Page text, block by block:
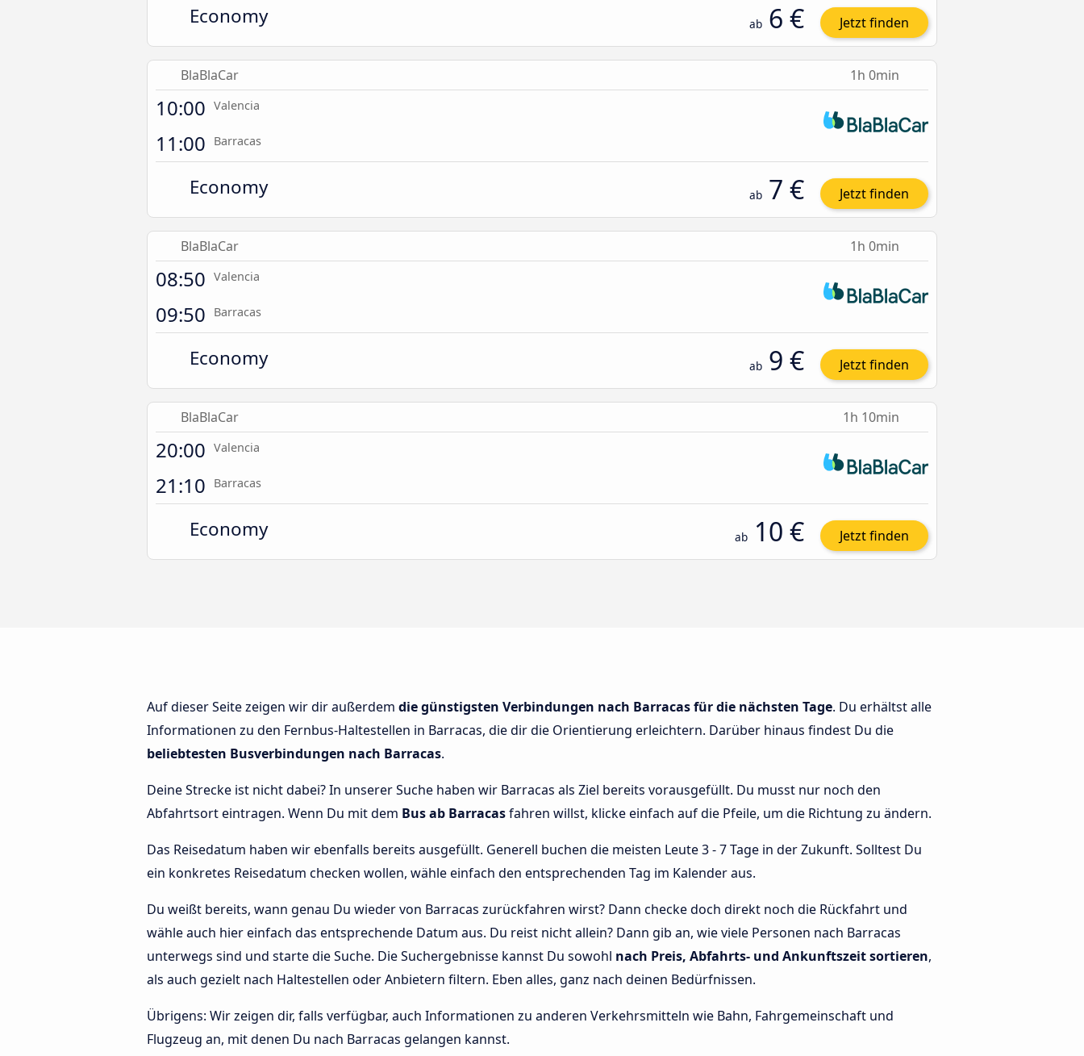
Economy ab 6 € Jetzt finden
BlaBlaCar 1h 0min
10:00 Valencia
11:00 Barracas
Economy ab 7 € Jetzt finden
BlaBlaCar 1h 0min
08:50 Valencia
09:50 Barracas
Economy ab 9 € Jetzt finden
BlaBlaCar 1h 10min
20:00 Valencia
21:10 Barracas
Economy ab 10 € Jetzt finden
Auf dieser Seite zeigen wir dir außerdem die günstigsten Verbindungen nach Barracas für die nächsten Tage. Du erhältst alle
Informationen zu den Fernbus-Haltestellen in Barracas, die dir die Orientierung erleichtern. Darüber hinaus findest Du die
beliebtesten Busverbindungen nach Barracas.
Deine Strecke ist nicht dabei? In unserer Suche haben wir Barracas als Ziel bereits vorausgefüllt. Du musst nur noch den
Abfahrtsort eintragen. Wenn Du mit dem Bus ab Barracasfahren willst, klicke einfach auf die Pfeile, um die Richtung zu ändern.
Das Reisedatum haben wir ebenfalls bereits ausgefüllt. Generell buchen die meisten Leute 3 - 7 Tage in der Zukunft. Solltest Du
ein konkretes Reisedatum checken wollen, wähle einfach den entsprechenden Tag im Kalender aus.
Du weißt bereits, wann genau Du wieder von Barracas zurückfahren wirst? Dann checke doch direkt noch die Rückfahrt und
wähle auch hier einfach das entsprechende Datum aus. Du reist nicht allein? Dann gib an, wie viele Personen nach Barracas
unterwegs sind und starte die Suche. Die Suchergebnisse kannst Du sowohl nach Preis, Abfahrts- und Ankunftszeit sortieren,
als auch gezielt nach Haltestellen oder Anbietern filtern. Eben alles, ganz nach deinen Bedürfnissen.
Übrigens: Wir zeigen dir, falls verfügbar, auch Informationen zu anderen Verkehrsmitteln wie Bahn, Fahrgemeinschaft und
Flugzeug an, mit denen Du nach Barracas gelangen kannst.